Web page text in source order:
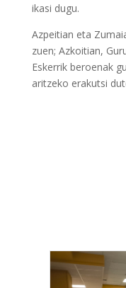
ikasi dugu.
Azpeitian eta
zuen; Azkoitian,
Eskerrik beroenak
aritzeko erakutsi